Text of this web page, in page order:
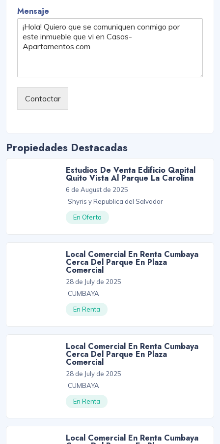
Mensaje
Contactar
Propiedades Destacadas
Estudios De Venta Edificio Qapital
Quito Vista Al Parque La Carolina
6 de August de 2025
Shyris y Republica del Salvador
En Oferta
Local Comercial En Renta Cumbaya
Cerca Del Parque En Plaza
Comercial
28 de July de 2025
CUMBAYA
En Renta
Local Comercial En Renta Cumbaya
Cerca Del Parque En Plaza
Comercial
28 de July de 2025
CUMBAYA
En Renta
Local Comercial En Renta Cumbaya